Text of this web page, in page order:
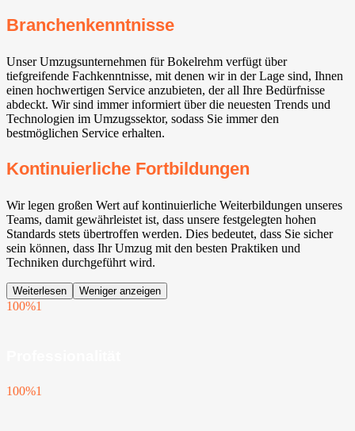
Branchenkenntnisse
Unser Umzugsunternehmen für Bokelrehm verfügt über
tiefgreifende Fachkenntnisse, mit denen wir in der Lage sind, Ihnen
einen hochwertigen Service anzubieten, der all Ihre Bedürfnisse
abdeckt. Wir sind immer informiert über die neuesten Trends und
Technologien im Umzugssektor, sodass Sie immer den
bestmöglichen Service erhalten.
Kontinuierliche Fortbildungen
Wir legen großen Wert auf kontinuierliche Weiterbildungen unseres
Teams, damit gewährleistet ist, dass unsere festgelegten hohen
Standards stets übertroffen werden. Dies bedeutet, dass Sie sicher
sein können, dass Ihr Umzug mit den besten Praktiken und
Techniken durchgeführt wird.
Weiterlesen Weniger anzeigen
100%1
100%1